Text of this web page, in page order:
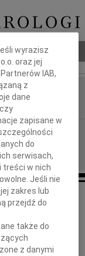
Mama i Babcia
wyrazisz
oraz jej
IAB,
z
dane
zapisane w
do
serwisach,
treści w nich
Jeśli nie
zakres lub
przejdź do
także do
z danymi